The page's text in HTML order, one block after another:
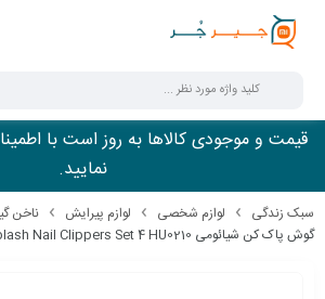
قیمت و موجودی کالاها به روز است با
نمایید.
سبک زندگی لوازم شخصی لوازم پیرایش ناخن
گوش پاک کن شیائومی HuoHou Fire Splash Nail Clippers Set 4 HU0210